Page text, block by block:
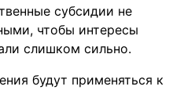
субсидии не
чтобы интересы
слишком сильно.
будут применяться к